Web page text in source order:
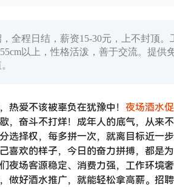
全程日结，薪资15-30元，上不封顶
以上，性格活泼，善于交流。提
热爱不该被辜负在犹豫中！ 夜场酒水
，奋斗不打烊！成年人的底气，从来
选择权，每多拼一次，就离目标近一
喜欢的样子，今日的奋力拼搏，都是
夜场客源稳定、消费力强，工作环境
做好酒水推广，就能轻松拿高薪。招